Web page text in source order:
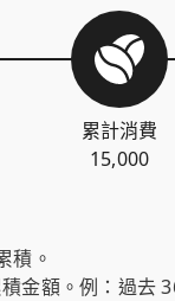
累計消費
15,000
積。
金額。例：過去